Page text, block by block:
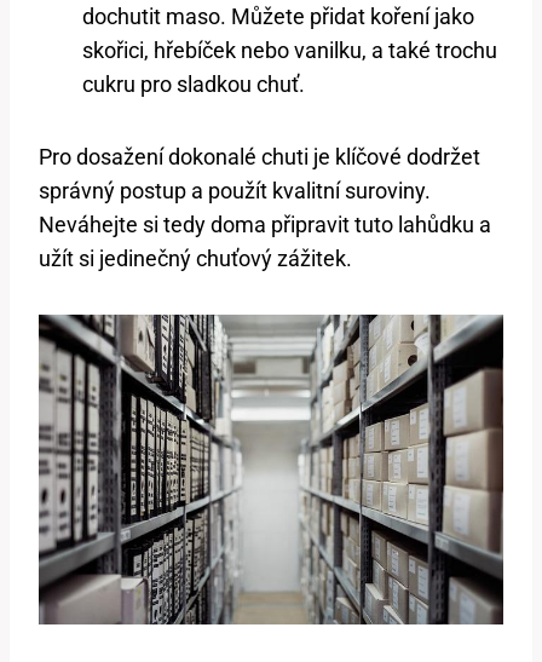
dochutit maso. Můžete přidat⁢ koření jako
skořici, hřebíček nebo‍ vanilku, a také ⁣trochu
cukru pro sladkou chuť.
Pro dosažení dokonalé chuti je klíčové dodržet
⁣správný postup a použít kvalitní⁢ suroviny.⁤
Neváhejte si tedy doma připravit ⁢tuto lahůdku a
užít si ‍jedinečný⁣ chuťový zážitek.